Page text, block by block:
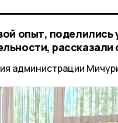
опыт, поделились
рассказали
администрации